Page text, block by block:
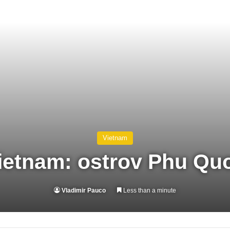
Vietnam
ostrov Phu
Vladimir Pauco Less than a minute